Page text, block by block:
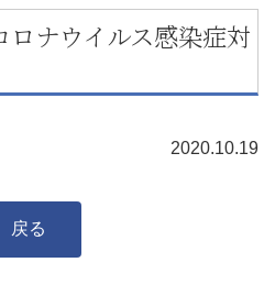
ナウイルス感染症対
2020.10.19
戻る